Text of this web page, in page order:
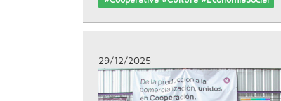
29/12/2025